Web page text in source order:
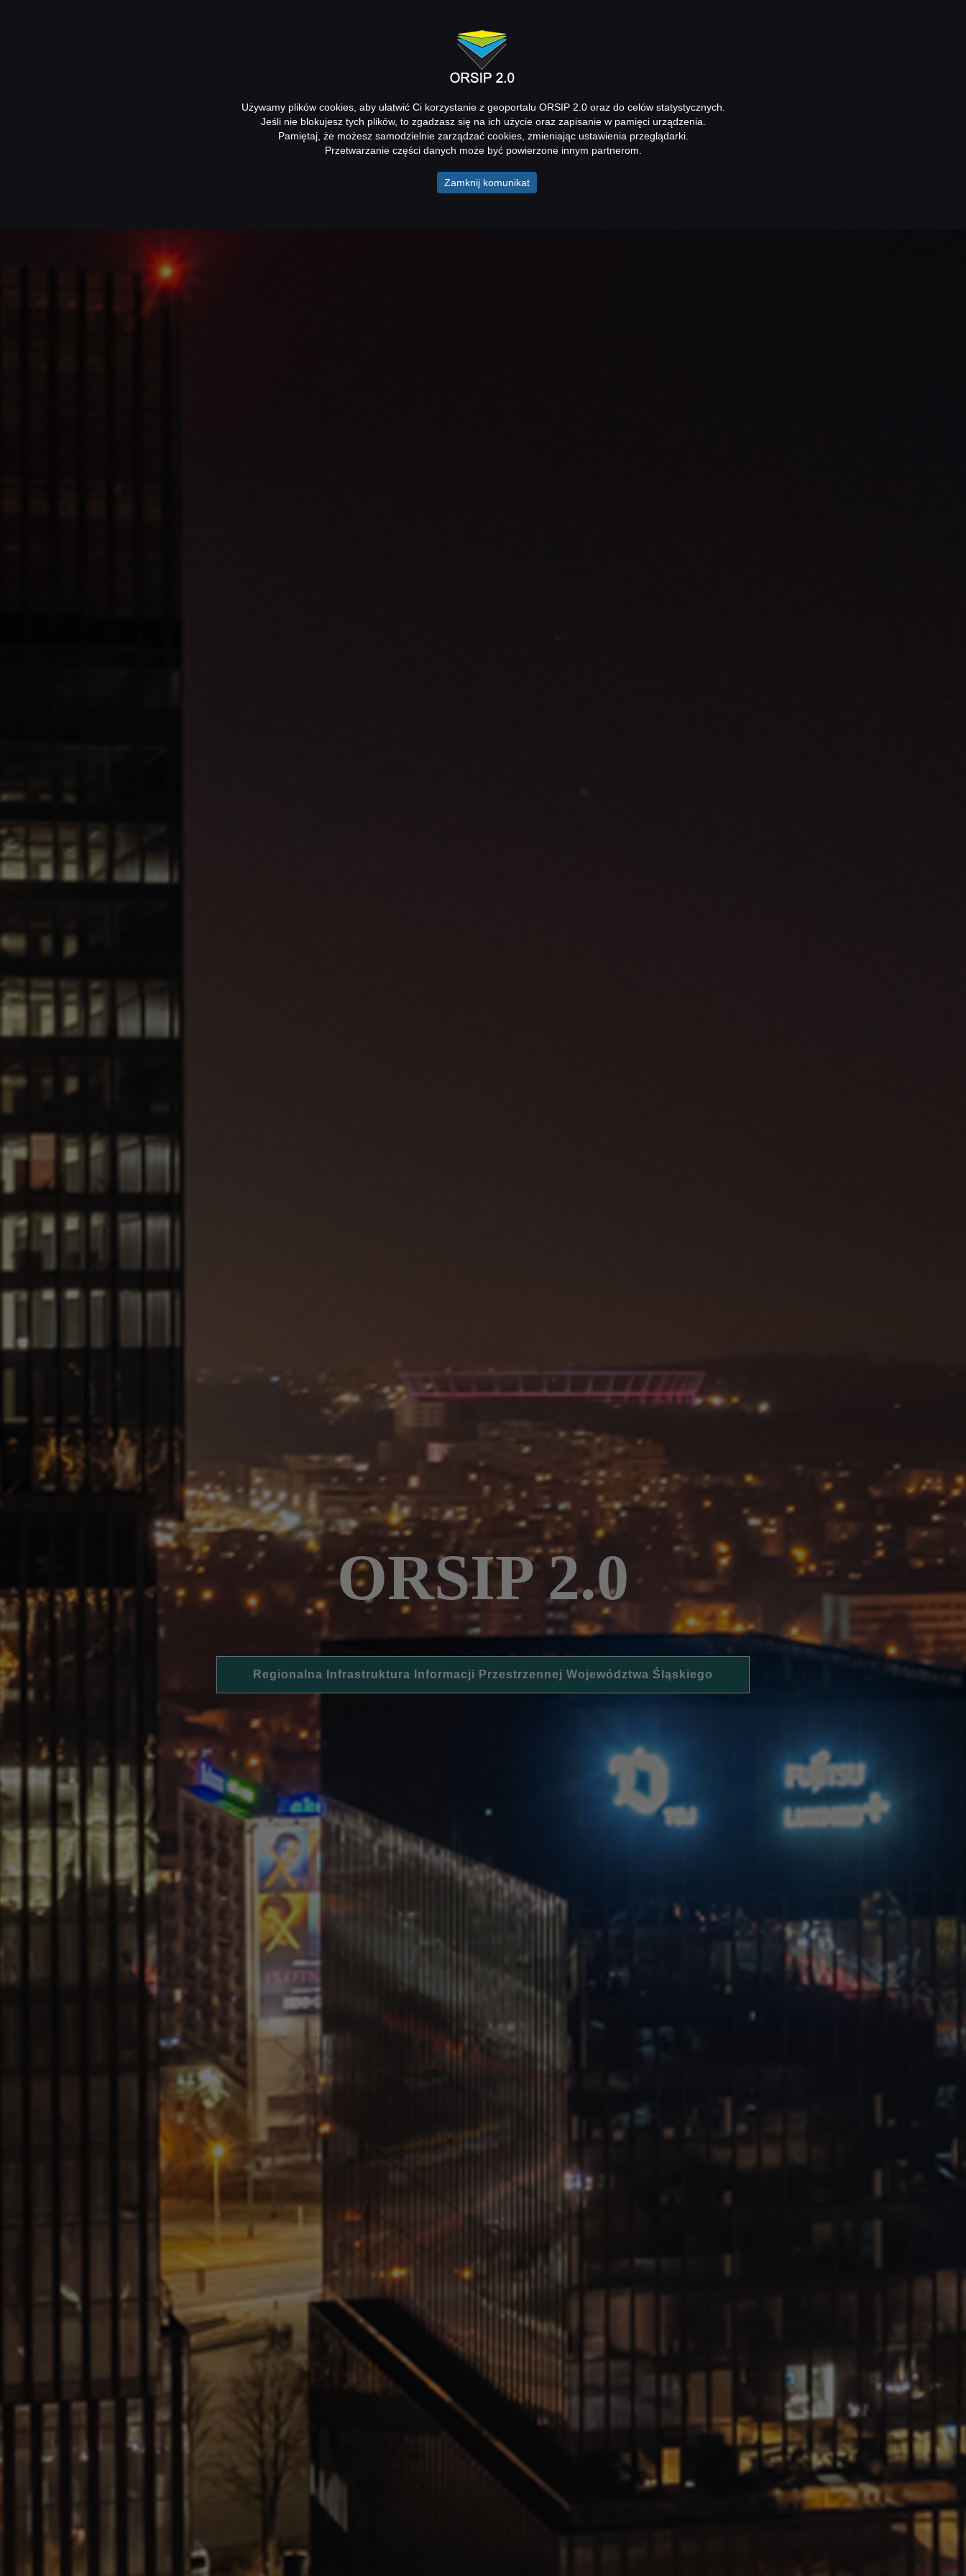
ORSIP 2.0
Regionalna Infrastruktura Informacji Przestrzennej Województwa Śląskiego
Używamy plików cookies, aby ułatwić Ci korzystanie z geoportalu ORSIP 2.0 oraz do celów statystycznych.
Jeśli nie blokujesz tych plików, to zgadzasz się na ich użycie oraz zapisanie w pamięci urządzenia.
Pamiętaj, że możesz samodzielnie zarządzać cookies, zmieniając ustawienia przeglądarki.
Przetwarzanie części danych może być powierzone innym partnerom.
Zamknij komunikat